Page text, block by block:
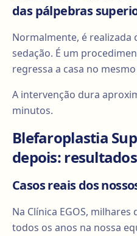
das pálpebras
Normalmente, é realizada
sedação. É um
regressa a casa no
A intervenção dura
minutos.
Blefaroplastia
depois:
Casos reais dos
Na Clínica EGOS,
todos os anos na nossa